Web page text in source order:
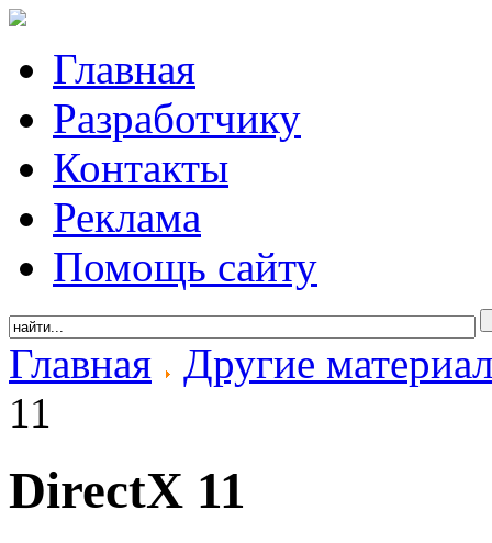
Главная
Разработчику
Контакты
Реклама
Помощь сайту
Главная
Другие
11
DirectX 11